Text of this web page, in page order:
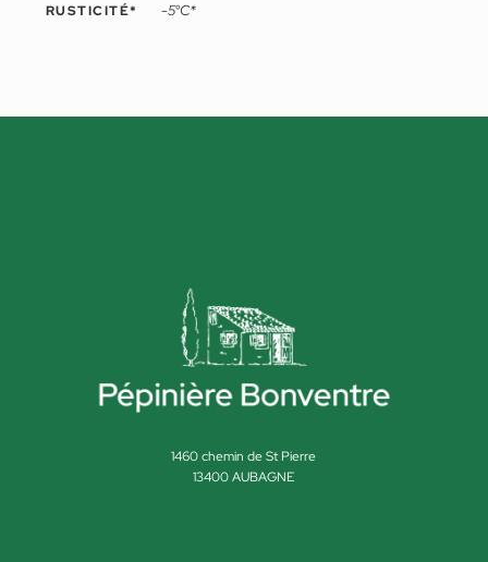
RUSTICITÉ* -5°C*
1460 chemin de St Pierre
13400 AUBAGNE